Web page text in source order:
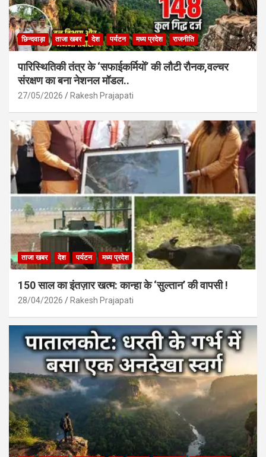
छिन्दवाड़ा ताजा खबर देश पर्यटन मध्य प्रदेश राजनीति
पारिस्थितिकी तंत्र के ‘सफाईकर्मियों’ की लौटी रौनक,वल्चर
संरक्षण का बना नेशनल मॉडल..
27/05/2026 Rakesh Prajapati
ताजा खबर देश पर्यटन मध्य प्रदेश
150 साल का इंतज़ार खत्म: कान्हा के ‘सुल्तान’ की वापसी !
28/04/2026 Rakesh Prajapati